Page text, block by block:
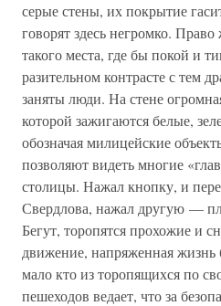
серые стены, их покрытие
говорят здесь негромко.
такого места, где бы покой и
разительном контрасте с тем
заняты люди. На стене
которой зажигаются белые,
обозначая милицейские
позволяют видеть многие
столицы. Нажал кнопку, и
Свердлова, нажал другую —
Бегут, торопятся прохожие и
движение, напряженная
мало кто из торопящихся по
пешеходов ведает, что за